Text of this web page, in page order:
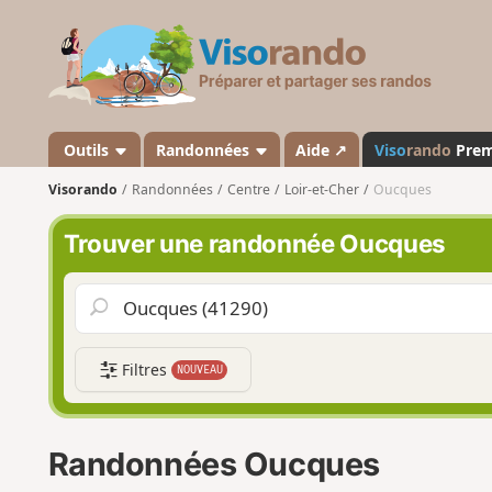
s
a
n
o
Outils Randonnées Aide ↗ Visorando
Visorando Randonnées Centre Loir-et-Cher Oucques
Trouver une randonnée Oucques
Filtres NOUVEAU
Randonnées Oucques